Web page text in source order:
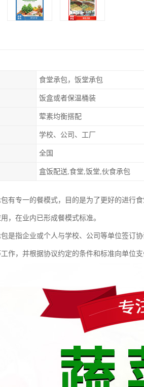
食堂承包，饭堂承包
饭盒或者保温桶装
荤素均衡搭配
学校、公司、工厂
全国
盒饭配送,食堂,饭堂,伙食承包
有专一的餐模式，目的是为了更好的进行
，在业内已形成餐模式标准。
是指企业或个人与学校、公司等单位签订
作，并根据协议约定的条件和标准向单位支